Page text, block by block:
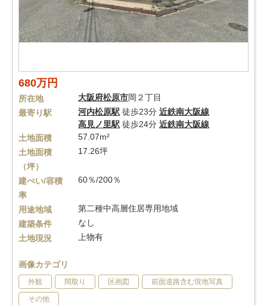
680万円
所在地 大阪府松原市岡２丁目
最寄り駅
河内松原駅 徒歩23分 近鉄南大阪線
高見ノ里駅 徒歩24分 近鉄南大阪線
土地面積
57.07m²
土地面積
（坪）
17.26坪
建ぺい/容積
率
60％/200％
用途地域
第二種中高層住居専用地域
建築条件
なし
土地現況
上物有
画像カテゴリ
外観 間取り 区画図 前面道路含む現地写真
その他